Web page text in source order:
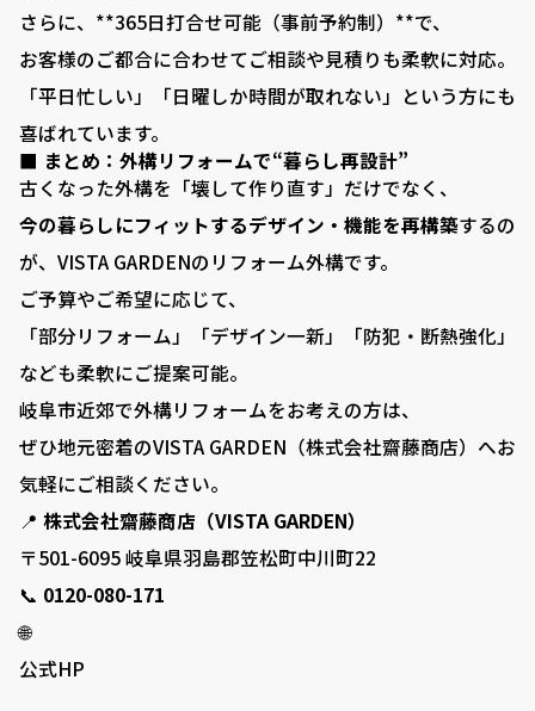
さらに、**365日打合せ可能（事前予約制）**で、
お客様のご都合に合わせてご相談や見積りも柔軟に対応。
「平日忙しい」「日曜しか時間が取れない」という方にも
喜ばれています。
■ まとめ：外構リフォームで“暮らし再設計”
古くなった外構を「壊して作り直す」だけでなく、
今の暮らしにフィットするデザイン・機能を再構築するの
が、VISTA GARDENのリフォーム外構です。
ご予算やご希望に応じて、
「部分リフォーム」「デザイン一新」「防犯・断熱強化」
なども柔軟にご提案可能。
岐阜市近郊で外構リフォームをお考えの方は、
ぜひ地元密着のVISTA GARDEN（株式会社齋藤商店）へお
気軽にご相談ください。
📍 株式会社齋藤商店（VISTA GARDEN）
〒501-6095 岐阜県羽島郡笠松町中川町22
📞 0120-080-171
🌐
公式HP